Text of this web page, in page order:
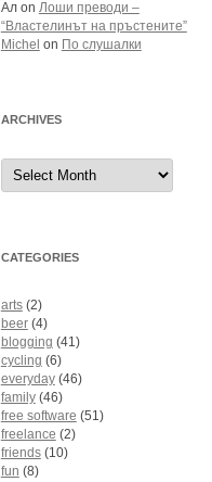
Алon Лоши преводи –
“Властелинът на пръстените”
Michel on По слушалки
ARCHIVES
Archives
CATEGORIES
arts(2)
beer(4)
blogging (41)
cycling (6)
everyday(46)
family(46)
free software (51)
freelance (2)
friends(10)
fun (8)